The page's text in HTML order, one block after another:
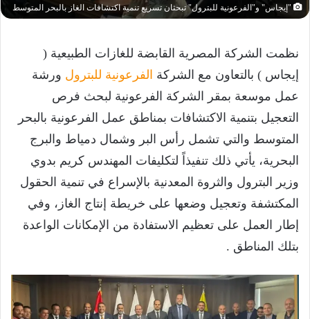
"إيجاس" و"الفرعونية للبترول" تبحثان تسريع تنمية اكتشافات الغاز بالبحر المتوسط
نظمت الشركة المصرية القابضة للغازات الطبيعية (
إيجاس ) بالتعاون مع الشركة الفرعونية للبترول ورشة
عمل موسعة بمقر الشركة الفرعونية لبحث فرص
التعجيل بتنمية الاكتشافات بمناطق عمل الفرعونية بالبحر
المتوسط والتي تشمل رأس البر وشمال دمياط والبرج
البحرية، يأتي ذلك تنفيذاً لتكليفات المهندس كريم بدوي
وزير البترول والثروة المعدنية بالإسراع في تنمية الحقول
المكتشفة وتعجيل وضعها على خريطة إنتاج الغاز، وفي
إطار العمل على تعظيم الاستفادة من الإمكانات الواعدة
بتلك المناطق .